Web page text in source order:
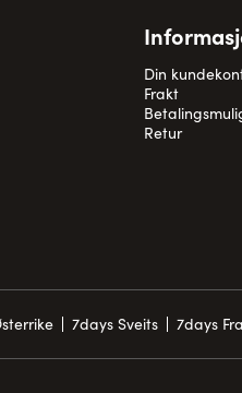
Din
Frakt
Retur
7days Sveits 7days